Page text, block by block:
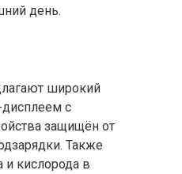
день.
широкий
с
защищён от
Также
и кислорода в